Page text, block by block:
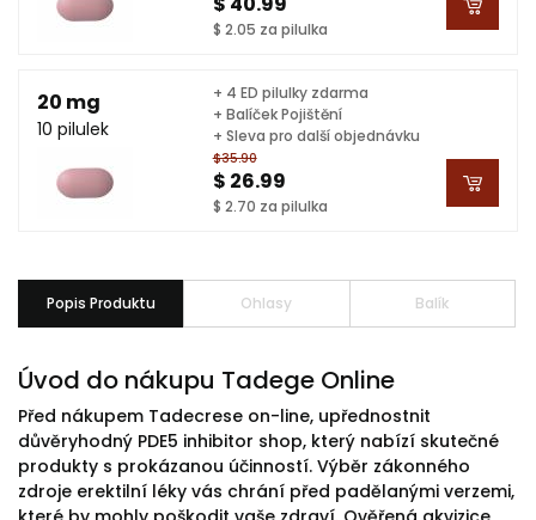
$ 2.05 za pilulka
20 mg
10 pilulek
$35.90
$ 26.99
$ 2.70 za pilulka
+ 4 ED pilulky zdarma
+ Balíček Pojištění
+ Sleva pro další objednávku
Popis Produktu Ohlasy Balík
Úvod do nákupu Tadege Online
Před nákupem Tadecrese on-line, upřednostnit
důvěryhodný PDE5 inhibitor shop, který nabízí skutečné
produkty s prokázanou účinností. Výběr zákonného
zdroje erektilní léky vás chrání před padělanými verzemi,